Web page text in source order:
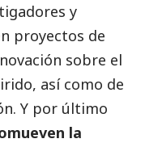
y
proyectos de
sobre el
así como de
Y por último
la